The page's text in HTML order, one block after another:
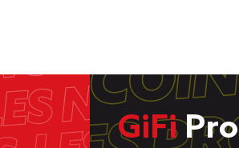
GiFiPro